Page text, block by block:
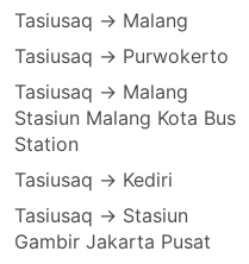
Tasiusaq → Malang
Tasiusaq → Purwokerto
Tasiusaq → Malang
Stasiun Malang Kota Bus
Station
Tasiusaq → Kediri
Tasiusaq → Stasiun
Gambir Jakarta Pusat